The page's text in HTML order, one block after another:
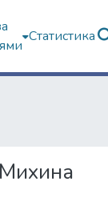
Статистика